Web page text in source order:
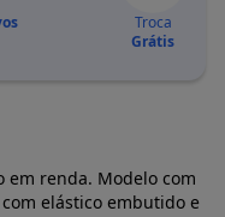
Troca
Grátis
em renda. Modelo com
elástico embutido e